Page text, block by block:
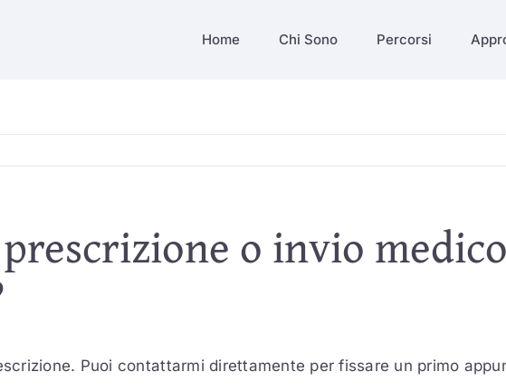
Home Chi Sono Percorsi
o invio
Puoi contattarmi direttamente per fissare un primo